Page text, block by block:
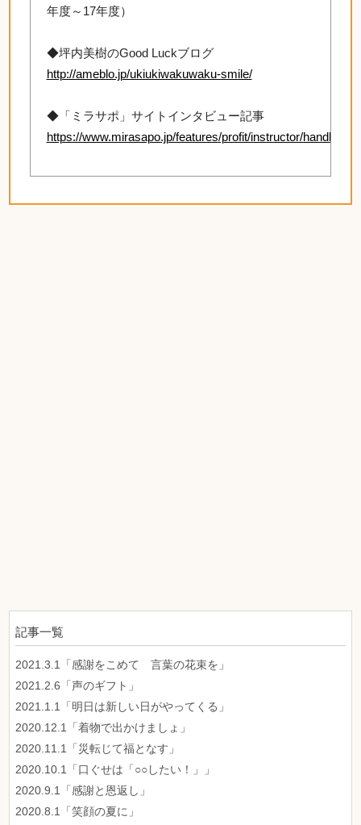
年度～17年度）
◆坪内美樹のGood Luckブログ
http://ameblo.jp/ukiukiwakuwaku-smile/
◆「ミラサポ」サイトインタビュー記事
https://www.mirasapo.jp/features/profit/instructor/
記事一覧
2021.3.1「感謝をこめて 言葉の花束を」
2021.2.6「声のギフト」
2021.1.1「明日は新しい日がやってくる」
2020.12.1「着物で出かけましょ」
2020.11.1「災転じて福となす」
2020.10.1「口ぐせは「○○したい！」」
2020.9.1「感謝と恩返し」
2020.8.1「笑顔の夏に」